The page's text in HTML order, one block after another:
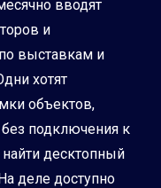
вводят
и
выставкам и
хотят
объектов,
подключения к
найти десктопный
деле доступно